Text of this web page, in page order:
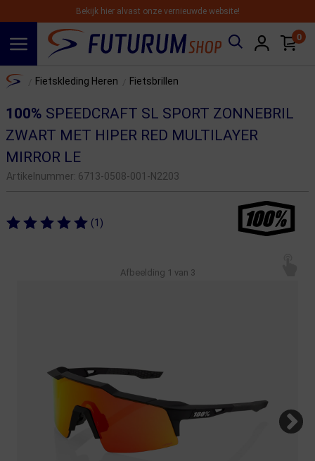
Bekijk hier alvast onze vernieuwde website!
0
Home Fietskleding Heren Fietsbrillen
100% SPEEDCRAFT SL SPORT ZONNEBRIL
ZWART MET HIPER RED MULTILAYER
MIRROR LE
Artikelnummer: 6713-0508-001-N2203
(1)
Afbeelding 1 van 3